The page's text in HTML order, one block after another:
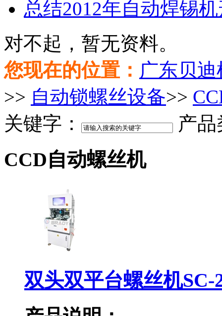
总结2012年自动焊锡
对不起，暂无资料。
您现在的位置： 广东贝
>> 自动锁螺丝设备>>
关键字：
产
CCD自动螺丝机
双头双平台螺丝机SC-